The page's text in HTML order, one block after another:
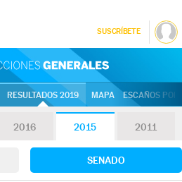
SUSCRÍBETE
RESULTADOS 2019 MAPA ESCAÑOS
2016 2015 2011
SENADO